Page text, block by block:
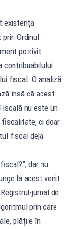
existența
Ordinul
potrivit
contribuabilului
fiscal. O analiză
însă că acest
nu este un
ci doar
fiscal deja
dar nu
la acest venit
jurnal de
prin care
plățile în